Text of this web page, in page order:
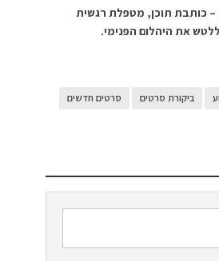
– כותבת תוכן, מטפלת רגשית
את היהלום הפנימי.
ביקורת סרטים
סרטים חדשים